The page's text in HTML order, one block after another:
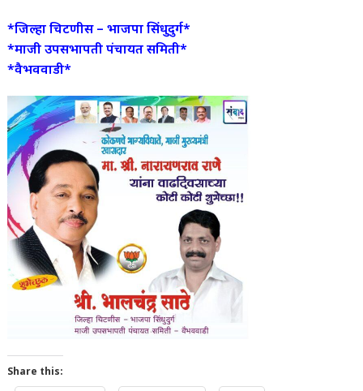
*जिल्हा चिटणीस – भाजपा सिंधुदुर्ग*
*माजी उपसभापती पंचायत समिती*
*वैभववाडी*
Share this: